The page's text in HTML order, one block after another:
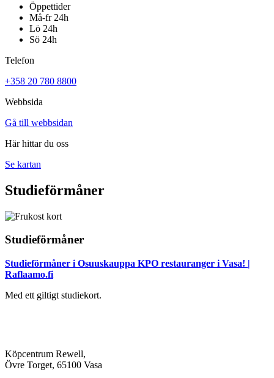
Öppettider
Må-fr 24h
Lö 24h
Sö 24h
Telefon
+358 20 780 8800
Webbsida
Gå till webbsidan
Här hittar du oss
Se kartan
Studieförmåner
Studieförmåner
Studieförmåner i Osuuskauppa KPO restauranger i Vasa! |
Raflaamo.fi
Med ett giltigt studiekort.
Köpcentrum Rewell,
Övre Torget, 65100 Vasa